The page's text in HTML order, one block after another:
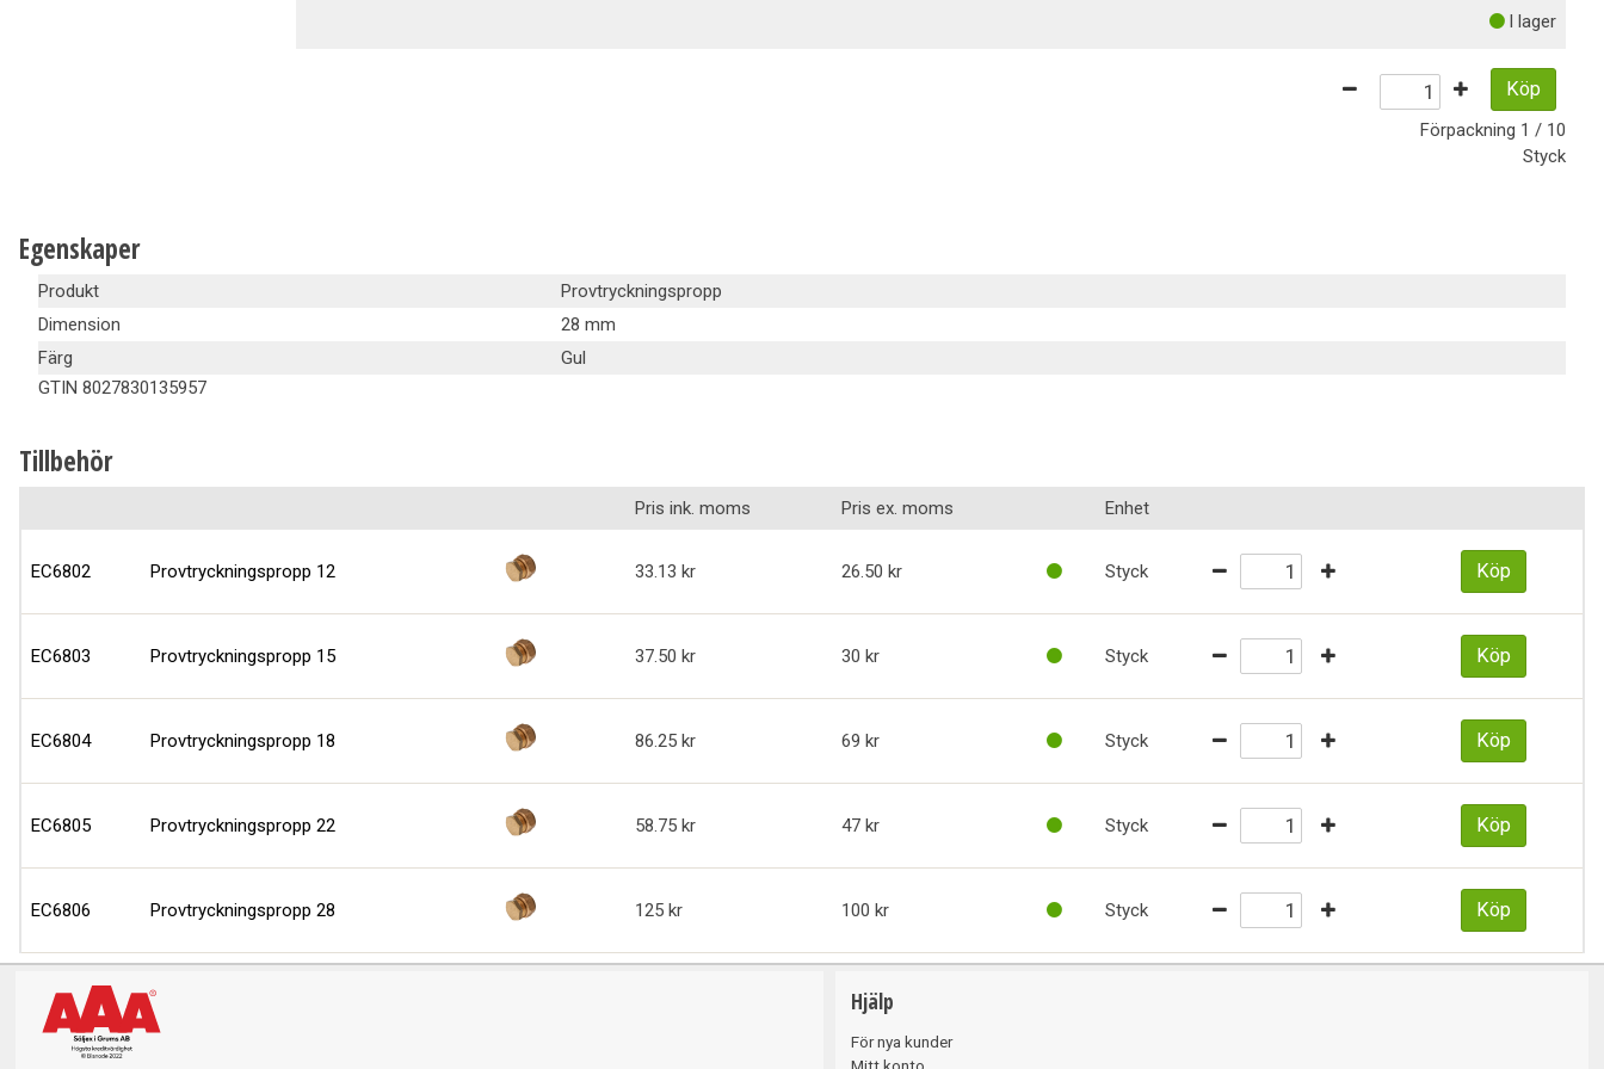
I lager
Köp
Förpackning 1 / 10
Styck
Egenskaper
Produkt
Provtryckningspropp
Dimension
28 mm
Färg
Gul
GTIN 8027830135957
Tillbehör
Pris ink. moms Pris ex. moms Enhet
EC6802 Provtryckningspropp 12 33.13 26.50 Styck Köp
EC6803 Provtryckningspropp 15 37.50 30 Styck Köp
EC6804 Provtryckningspropp 18 86.25 69 Styck Köp
EC6805 Provtryckningspropp 22 58.75 47 Styck Köp
EC6806 Provtryckningspropp 28 125 100 Styck Köp
Hjälp
För nya kunder